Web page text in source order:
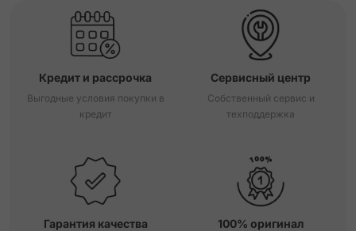
Кредит и рассрочка
Выгодные условия покупки в
кредит
Сервисный центр
Собственный сервис и
техподдержка
Гарантия качества 100% оригинал